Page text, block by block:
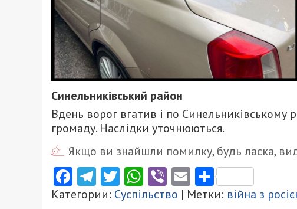
Синельниківський район
Вдень ворог вгатив і по
громаду. Наслідки уточнюються.
Якщо ви знайшли помилку, будь ласка,
Facebook
Telegram
Twitter
WhatsApp
ViberEmailПоділитися
Категории: Суспільство | Метки: війна з